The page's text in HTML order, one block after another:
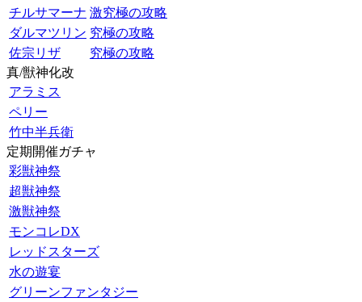
チルサマーナ 激究極の攻略
ダルマツリン 究極の攻略
佐宗リザ
究極の攻略
真/獣神化改
アラミス
ペリー
竹中半兵衛
定期開催ガチャ
彩獣神祭
超獣神祭
激獣神祭
モンコレDX
レッドスターズ
水の遊宴
グリーンファンタジー